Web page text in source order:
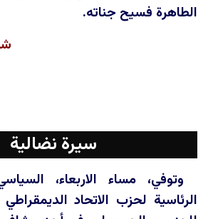
الطاهرة فسيح جناته.
سيرة نضالية
وتوفي، مساء الاربعاء،
الرئاسية لحزب الاتحاد